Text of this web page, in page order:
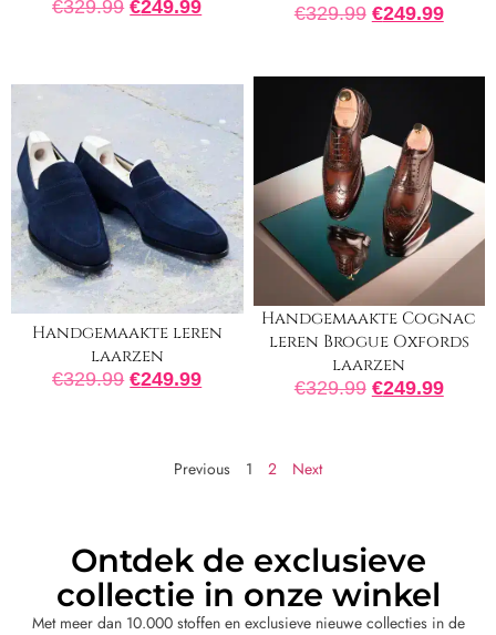
€329.99 €249.99 €329.99 €249.99
Handgemaakte leren
laarzen
€329.99 €249.99
Handgemaakte Cognac
leren Brogue Oxfords
laarzen
€329.99 €249.99
Previous 1 2 Next
Ontdek de exclusieve
collectie in onze winkel
Met meer dan 10.000 stoffen en exclusieve nieuwe collecties in de